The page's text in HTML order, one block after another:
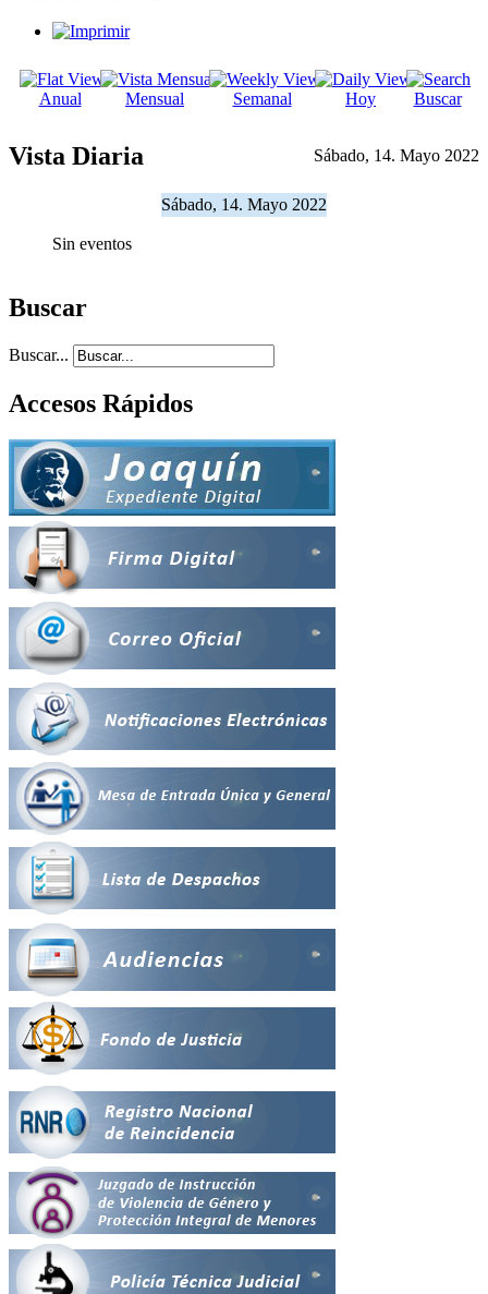
Anual Mensual Semanal Hoy Buscar
Vista Diaria Sábado, 14. Mayo 2022
Sábado, 14. Mayo 2022
Sin eventos
Buscar
Buscar...
Accesos Rápidos